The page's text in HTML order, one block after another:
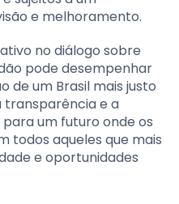
e melhoramento.
no diálogo sobre
pode desempenhar
de um Brasil mais justo
transparência e a
um futuro onde os
todos aqueles que mais
e oportunidades